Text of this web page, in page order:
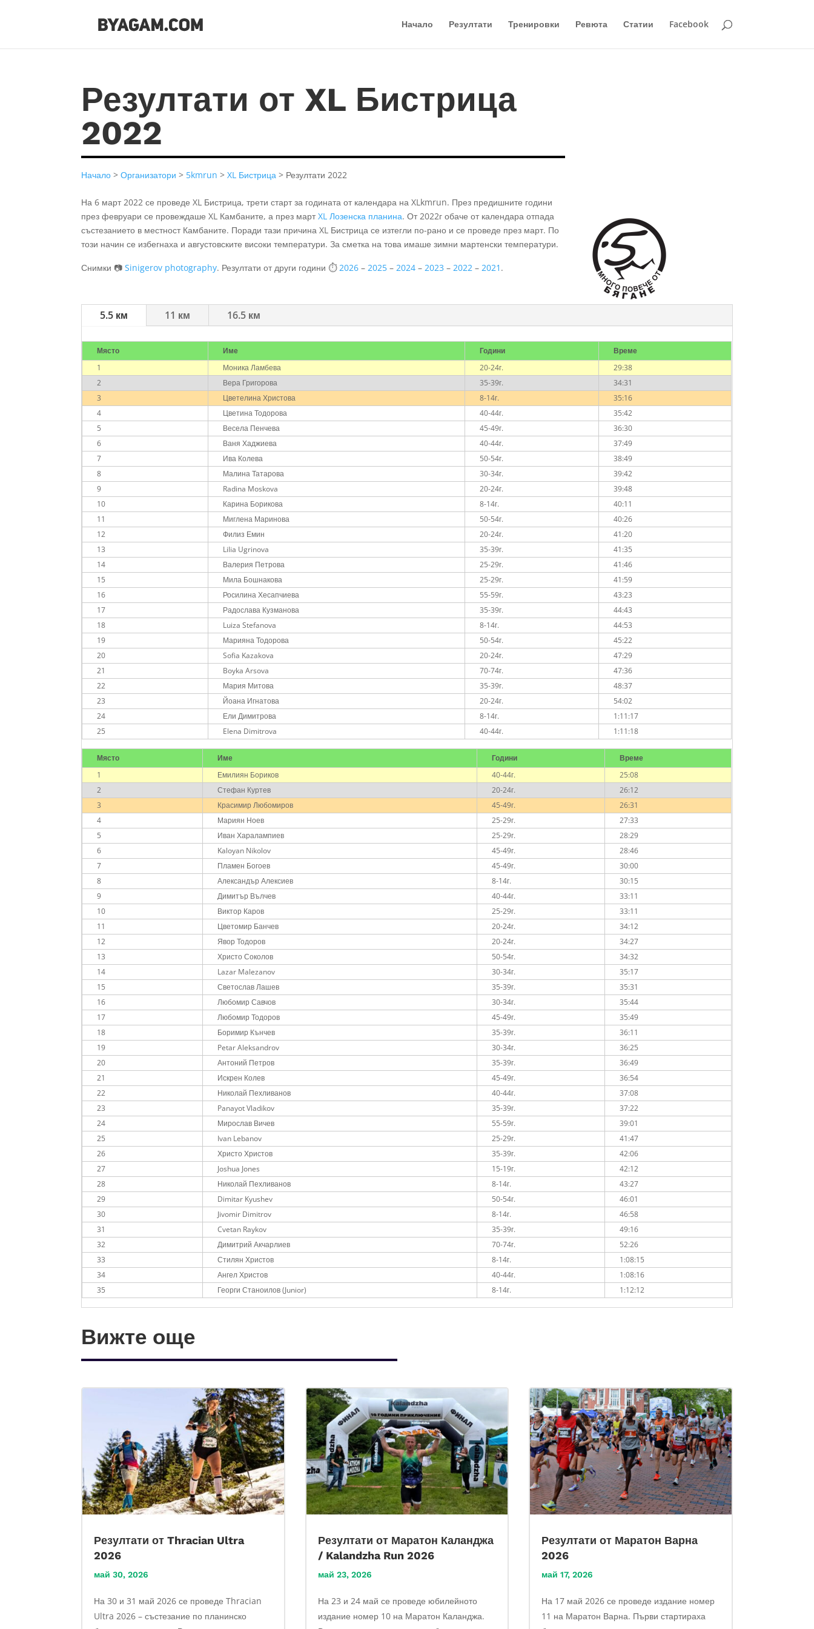
Начало Резултати Тренировки Ревюта Статии Facebook
Резултати от XL Бистрица
2022
Начало >Организатори > 5kmrun >XL Бистрица > Резултати 2022
На 6 март 2022 се проведе XL Бистрица, трети старт за годината от календара на XLkmrun. През предишните години
през февруари се провеждаше XL Камбаните, а през мартXL Лозенска планина. От 2022г обаче от календара отпада
състезанието в местност Камбаните. Поради тази причина XL Бистрица се изтегли по-рано и се проведе през март. По
този начин се избегнаха и августовските високи температури. За сметка на това имаше зимни мартенски температури.
Снимки 📷Sinigerov photography. Резултати от други години ⏱️ 2026 – 2025 – 2024 – 2023 – 2022 – 2021 .
5.5 км 11 км 16.5 км
Място Име Години
Време
1
Моника Ламбева 20-24г.
29:38
2
Вера Григорова 35-39г.
34:31
3
Цветелина Христова 8-14г.
35:16
4
Цветина Тодорова 40-44г.
35:42
5
Весела Пенчева 45-49г.
36:30
6
Ваня Хаджиева 40-44г.
37:49
7
Ива Колева 50-54г.
38:49
8
Малина Татарова 30-34г.
39:42
9
Radina Moskova 20-24г.
39:48
10
Карина Борикова 8-14г.
40:11
11
Миглена Маринова 50-54г.
40:26
12
Филиз Емин 20-24г.
41:20
13
Lilia Ugrinova 35-39г.
41:35
14
Валерия Петрова 25-29г.
41:46
15
Мила Бошнакова 25-29г.
41:59
16
Росилина Хесапчиева 55-59г.
43:23
17
Радослава Кузманова 35-39г.
44:43
18
Luiza Stefanova 8-14г.
44:53
19
Марияна Тодорова 50-54г.
45:22
20
Sofia Kazakova 20-24г.
47:29
21
Boyka Arsova 70-74г.
47:36
22
Мария Митова 35-39г.
48:37
23
Йоана Игнатова 20-24г.
54:02
24
Ели Димитрова 8-14г.
1:11:17
25
Elena Dimitrova 40-44г. 1:11:18
Място Име Години
Време
1
Емилиян Бориков 40-44г.
25:08
2
Стефан Куртев 20-24г.
26:12
3
Красимир Любомиров 45-49г.
26:31
4
Мариян Ноев 25-29г.
27:33
5
Иван Харалампиев 25-29г.
28:29
6
Kaloyan Nikolov 45-49г.
28:46
7
Пламен Богоев 45-49г.
30:00
8
Александър Алексиев 8-14г.
30:15
9
Димитър Вълчев 40-44г.
33:11
10
Виктор Каров 25-29г.
33:11
11
Цветомир Банчев 20-24г.
34:12
12
Явор Тодоров 20-24г.
34:27
13
Христо Соколов 50-54г.
34:32
14
Lazar Malezanov 30-34г.
35:17
15
Светослав Лашев 35-39г.
35:31
16
Любомир Савчов 30-34г.
35:44
17
Любомир Тодоров 45-49г.
35:49
18
Боримир Кънчев 35-39г.
36:11
19
Petar Aleksandrov 30-34г.
36:25
20
Антоний Петров 35-39г.
36:49
21
Искрен Колев 45-49г.
36:54
22
Николай Пехливанов 40-44г.
37:08
23
Panayot Vladikov 35-39г.
37:22
24
Мирослав Вичев 55-59г.
39:01
25
Ivan Lebanov 25-29г.
41:47
26
Христо Христов 35-39г.
42:06
27
Joshua Jones 15-19г.
42:12
28
Николай Пехливанов 8-14г.
43:27
29
Dimitar Kyushev 50-54г.
46:01
30
Jivomir Dimitrov 8-14г.
46:58
31
Cvetan Raykov 35-39г.
49:16
32
Димитрий Акчарлиев 70-74г.
52:26
33
Стилян Христов 8-14г.
1:08:15
34
Ангел Христов 40-44г.
1:08:16
35
Георги Станоилов (Junior) 8-14г. 1:12:12
Вижте още
Резултати от Thracian Ultra
2026
май 30, 2026
На 30 и 31 май 2026 се проведе Thracian
Ultra 2026 – състезание по планинско
Резултати от Маратон Каланджа
/ Kalandzha Run 2026
май 23, 2026
На 23 и 24 май се проведе юбилейното
издание номер 10 на Маратон Каланджа.
Резултати от Маратон Варна
2026
май 17, 2026
На 17 май 2026 се проведе издание номер
11 на Маратон Варна. Първи стартираха